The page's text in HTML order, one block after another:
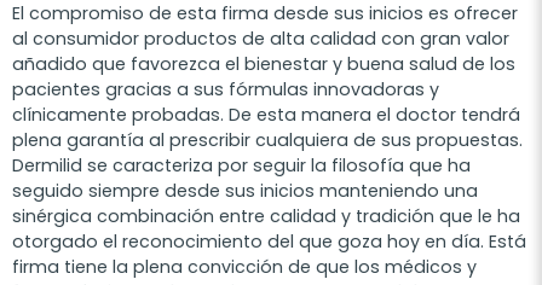
El compromiso de esta firma desde sus inicios es ofrecer
al consumidor productos de alta calidad con gran valor
añadido que favorezca el bienestar y buena salud de los
pacientes gracias a sus fórmulas innovadoras y
clínicamente probadas. De esta manera el doctor tendrá
plena garantía al prescribir cualquiera de sus propuestas.
Dermilid se caracteriza por seguir la filosofía que ha
seguido siempre desde sus inicios manteniendo una
sinérgica combinación entre calidad y tradición que le ha
otorgado el reconocimiento del que goza hoy en día. Está
firma tiene la plena convicción de que los médicos y